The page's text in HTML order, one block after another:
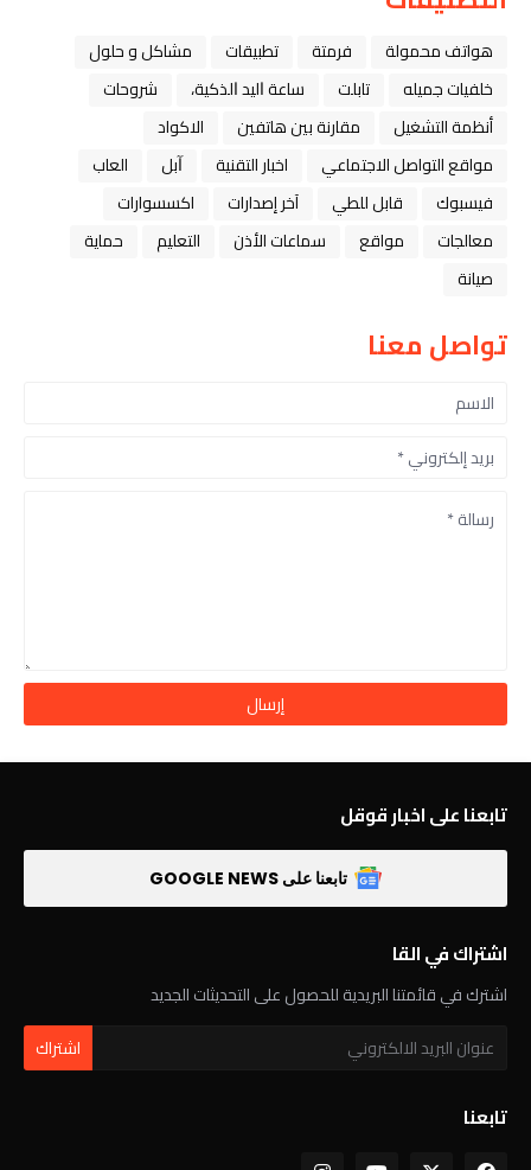
هواتف محمولة فرمتة تطبيقات
مشاكل و حلول
خلفيات جميله
تابلت ﺳﺎﻋﺔ ﺍﻟﻴﺪ ﺍﻟﺬﻛﻴﺔ،
شروحات
أنظمة التشغيل
مقارنة بين هاتفين
الاكواد
مواقع التواصل الاجتماعي
اخبار التقنية ﺁﺑﻞ
العاب
فيسبوك
قابل للطي آخر إصدارات
اكسسوارات
معالجات
مواقع سماعات الأذن التعليم
حماية
صيانة
تواصل معنا
تابعنا على اخبار قوقل
تابعنا على GOOGLE NEWS
اشتراك في القا
اشترك في قائمتنا البريدية للحصول على التحديثات الجديد
تابعنا